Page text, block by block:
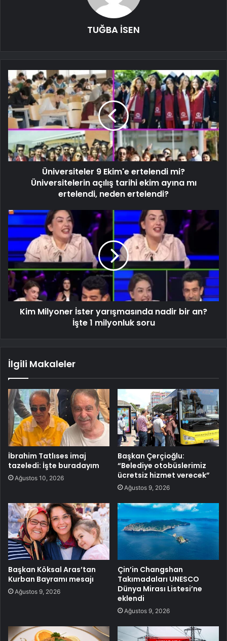
TUĞBA İSEN
Üniversiteler 9 Ekim'e ertelendi mi?
Üniversitelerin açılış tarihi ekim ayına mı
ertelendi, neden ertelendi?
Kim Milyoner İster yarışmasında nadir bir an?
İşte 1 milyonluk soru
İlgili Makaleler
İbrahim Tatlıses imaj
tazeledi: İşte buradayım
Ağustos 10, 2026
Başkan Çerçioğlu:
“Belediye otobüslerimiz
ücretsiz hizmet verecek”
Ağustos 9, 2026
Başkan Köksal Aras’tan
Kurban Bayramı mesajı
Ağustos 9, 2026
Çin’in Changshan
Takımadaları UNESCO
Dünya Mirası Listesi’ne
eklendi
Ağustos 9, 2026